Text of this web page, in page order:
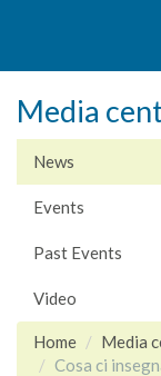
Media
News
Events
Past Events
Video
Home
Media
Cosa ci